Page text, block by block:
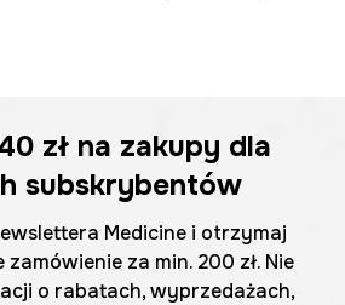
zł na zakupy dla
subskrybentów
Medicine i otrzymaj
za min. 200 zł. Nie
o rabatach, wyprzedażach,